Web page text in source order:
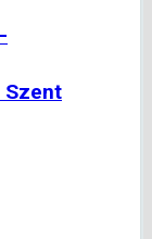
Szent